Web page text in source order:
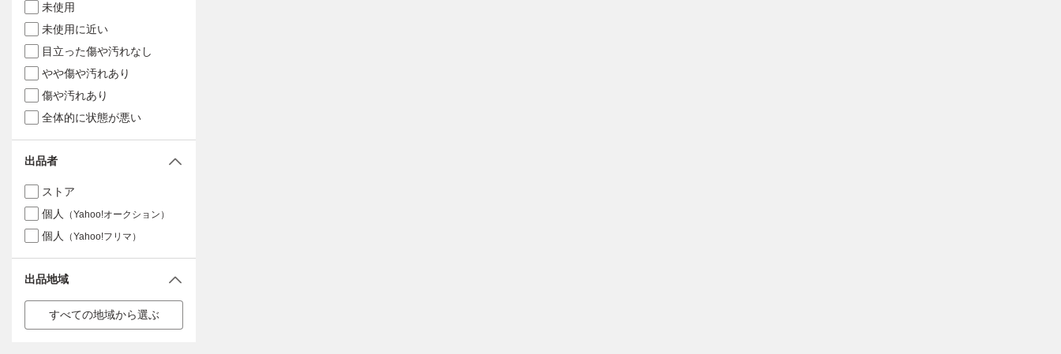
未使用
未使用に近い
目立った傷や汚れなし
やや傷や汚れあり
傷や汚れあり
全体的に状態が悪い
出品者
ストア
個人
（Yahoo!オークション）
個人 （Yahoo!フリマ）
出品地域
すべての地域から選ぶ